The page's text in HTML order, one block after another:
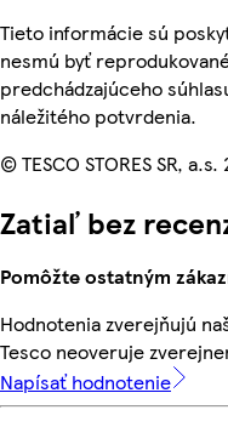
Tieto informácie sú
nesmú byť
predchádzajúceho
náležitého potvrdenia.
© TESCO STORES SR, a.s.
Zatiaľ bez
Pomôžte ostatným
Hodnotenia zverejňujú
Tesco neoveruje
Napísať hodnotenie